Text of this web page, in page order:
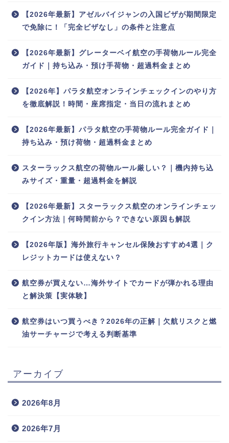
【2026年最新】アゼルバイジャンの入国ビザが期間限定
で免除に！「完全ビザなし」の条件と注意点
【2026年最新】グレーターベイ航空の手荷物ルール完全
ガイド｜持ち込み・預け手荷物・超過料金まとめ
【2026年】パラタ航空オンラインチェックインのやり方
を徹底解説！時間・座席指定・当日の流れまとめ
【2026年最新】パラタ航空の手荷物ルール完全ガイド｜
持ち込み・預け荷物・超過料金まとめ
スターラックス航空の荷物ルール厳しい？｜機内持ち込
みサイズ・重量・超過料金を解説
【2026年最新】スターラックス航空のオンラインチェッ
クイン方法｜何時間前から？できない原因も解説
【2026年版】海外旅行キャンセル保険おすすめ4選｜ク
レジットカードは使えない？
航空券が買えない…海外サイトでカードが弾かれる理由
と解決策【実体験】
航空券はいつ買うべき？2026年の正解｜欠航リスクと燃
油サーチャージで考える判断基準
アーカイブ
2026年8月
2026年7月